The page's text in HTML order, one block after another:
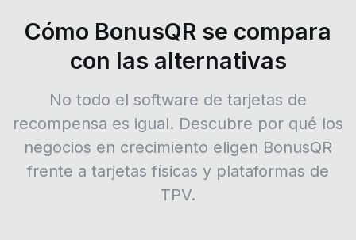
Cómo BonusQR se compara
con las alternativas
No todo el software de tarjetas de
recompensa es igual. Descubre por qué los
negocios en crecimiento eligen BonusQR
frente a tarjetas físicas y plataformas de
TPV.